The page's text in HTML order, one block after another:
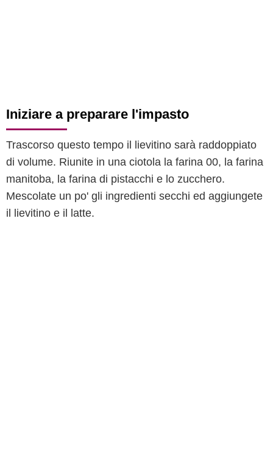
Iniziare a preparare l'impasto
Trascorso questo tempo il lievitino sarà raddoppiato
di volume. Riunite in una ciotola la farina 00, la farina
manitoba, la farina di pistacchi e lo zucchero.
Mescolate un po' gli ingredienti secchi ed aggiungete
il lievitino e il latte.